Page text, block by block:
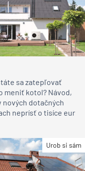
sa zatepľovať
meniť kotol? Návod,
nových dotačných
neprísť o tisíce eur
Urob si sám